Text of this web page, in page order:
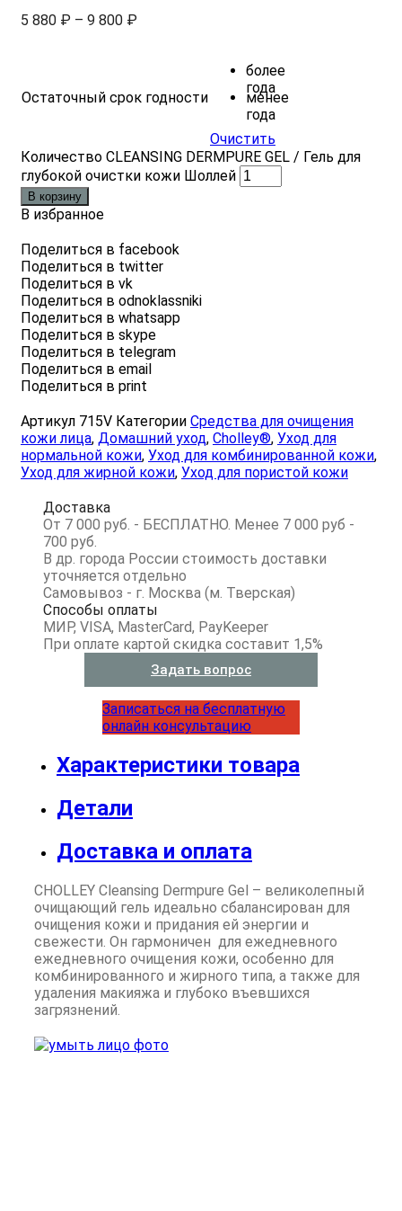
5 880 ₽ – 9 800 ₽
Остаточный срок годности
более
года
менее
года
Очистить
Количество CLEANSING DERMPURE GEL / Гель для
глубокой очистки кожи Шоллей
В корзину
В избранное
Поделиться в facebook
Поделиться в twitter
Поделиться в vk
Поделиться в odnoklassniki
Поделиться в whatsapp
Поделиться в skype
Поделиться в telegram
Поделиться в email
Поделиться в print
Артикул 715V Категории Средства для очищения
кожи лица, Домашний уход, Cholley®, Уход для
нормальной кожи, Уход для комбинированной кожи,
Уход для жирной кожи, Уход для пористой кожи
Доставка
От 7 000 руб. - БЕСПЛАТНО. Менее 7 000 руб -
700 руб.
В др. города России стоимость доставки
уточняется отдельно
Самовывоз - г. Москва (м. Тверская)
Способы оплаты
МИР, VISA, MasterCard, PayKeeper
При оплате картой скидка составит 1,5%
Задать вопрос
Записаться на бесплатную
онлайн консультацию
Характеристики товара
Детали
Доставка и оплата
CHOLLEY Cleansing Dermpure Gel – великолепный
очищающий гель идеально сбалансирован для
очищения кожи и придания ей энергии и
свежести. Он гармоничен для ежедневного
ежедневного очищения кожи, особенно для
комбинированного и жирного типа, а также для
удаления макияжа и глубоко въевшихся
загрязнений.